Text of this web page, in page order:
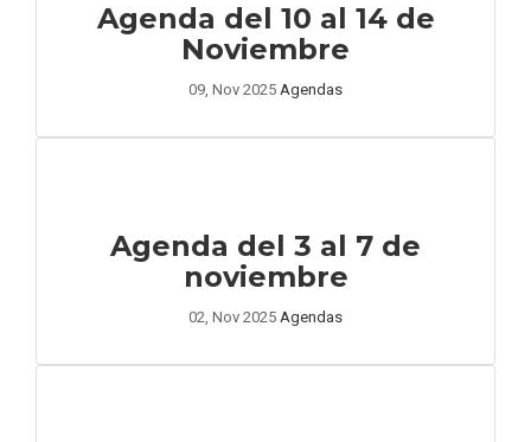
Agenda del 10 al 14 de
Noviembre
09, Nov 2025 Agendas
Agenda del 3 al 7 de
noviembre
02, Nov 2025 Agendas